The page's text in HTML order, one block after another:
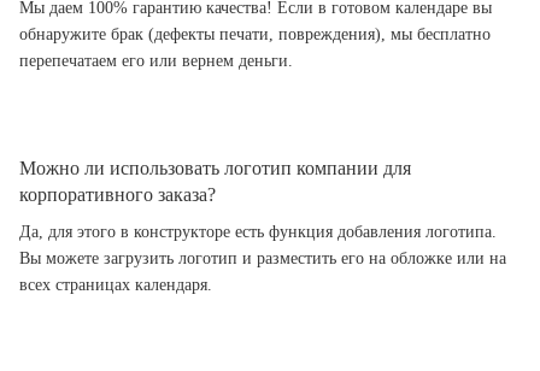
Мы даем 100% гарантию качества! Если в готовом календаре вы
обнаружите брак (дефекты печати, повреждения), мы бесплатно
перепечатаем его или вернем деньги.
Можно ли использовать логотип компании для
корпоративного заказа?
Да, для этого в конструкторе есть функция добавления логотипа.
Вы можете загрузить логотип и разместить его на обложке или на
всех страницах календаря.